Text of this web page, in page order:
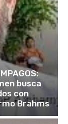
busca
con
Brahms